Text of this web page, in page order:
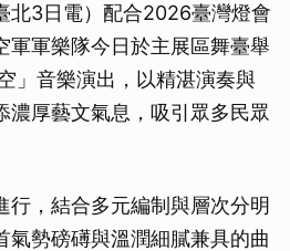
北3日電）配合2026臺灣燈會
軍軍樂隊今日於主展區舞臺舉
」音樂演出，以精湛演奏與
濃厚藝文氣息，吸引眾多民眾
行，結合多元編制與層次分明
氣勢磅礡與溫潤細膩兼具的曲